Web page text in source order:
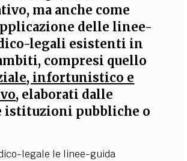
ma anche come
delle linee-
legali esistenti in
compresi quello
infortunistico e
, elaborati dalle
istituzioni pubbliche o
legale le linee-guida